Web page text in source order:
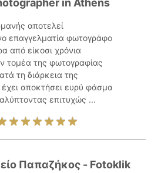
in Athens
αποτελεί
επαγγελματία φωτογράφο
από είκοσι χρόνια
τομέα της φωτογραφίας
τη διάρκεια της
έχει αποκτήσει ευρύ φάσμα
επιτυχώς ...
Παπαζήκος - Fotoklik